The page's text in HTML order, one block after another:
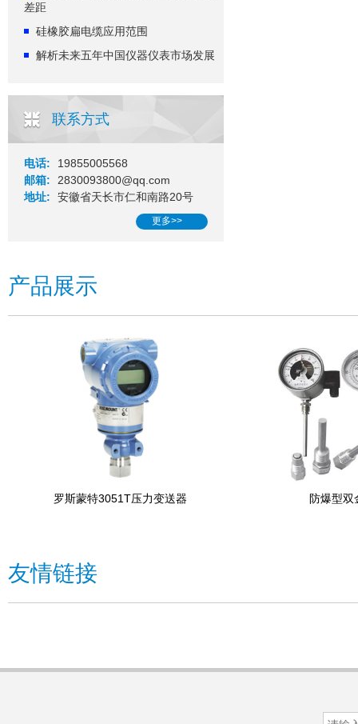
差距
硅橡胶扁电缆应用范围
解析未来五年中国仪器仪表市场发展
联系方式
电话:
19855005568
邮箱:
2830093800@qq.com
地址:
安徽省天长市仁和南路20号
更多>>
产品展示
罗斯蒙特3051T压力变送器 防爆型双
友情链接